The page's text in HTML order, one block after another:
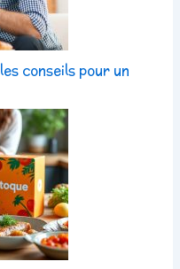
conseils pour un